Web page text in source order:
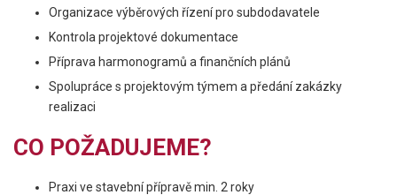
Organizace výběrových řízení pro subdodavatele
Kontrola projektové dokumentace
Příprava harmonogramů a finančních plánů
Spolupráce s projektovým týmem a předání zakázky
realizaci
CO POŽADUJEME?
Praxi ve stavební přípravě min. 2 roky